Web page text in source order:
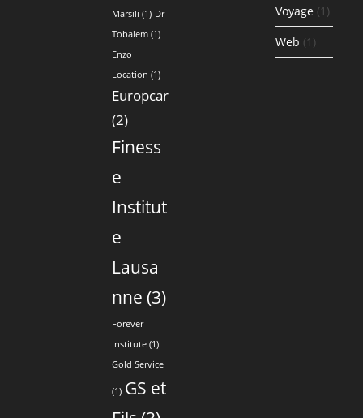
Marsili (1) Dr
Tobalem (1)
Enzo
Location (1)
Europcar
(2)
Finess
e
Institut
e
Lausa
nne (3)
Forever
Institute (1)
Gold Service
(1) GS et
Voyage (1)
Web (1)